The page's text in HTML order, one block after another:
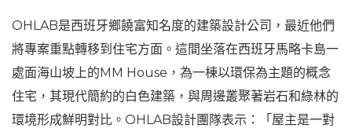
OHLAB是西班牙鄉饒富知名度的建築設計公司，最近他們
將專案重點轉移到住宅方面。這間坐落在西班牙馬略卡島一
處面海山坡上的MM House，為一棟以環保為主題的概念
住宅，其現代簡約的白色建築，與周邊叢聚著岩石和綠林的
環境形成鮮明對比。OHLAB設計團隊表示：「屋主是一對